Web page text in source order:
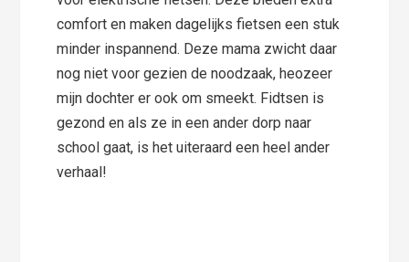
comfort en maken dagelijks fietsen een stuk
minder inspannend. Deze mama zwicht daar
nog niet voor gezien de noodzaak, heozeer
mijn dochter er ook om smeekt. Fidtsen is
gezond en als ze in een ander dorp naar
school gaat, is het uiteraard een heel ander
verhaal!